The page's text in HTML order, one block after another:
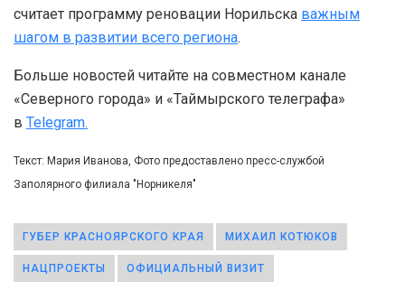
считает программу реновации Норильска важным
шагом в развитии всего региона.
Больше новостей читайте на совместном канале
«Северного города» и «Таймырского телеграфа»
в Telegram.
Текст: Мария Иванова, Фото предоставлено пресс-службой
Заполярного филиала "Норникеля"
ГУБЕР КРАСНОЯРСКОГО КРАЯ МИХАИЛ КОТЮКОВ
НАЦПРОЕКТЫ ОФИЦИАЛЬНЫЙ ВИЗИТ